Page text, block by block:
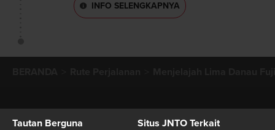
INFO SELENGKAPNYA
Tautan Berguna Situs JNTO Terkait